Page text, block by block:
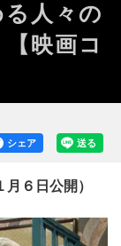
人々の
映画コ
送る
シェア
６日公開）